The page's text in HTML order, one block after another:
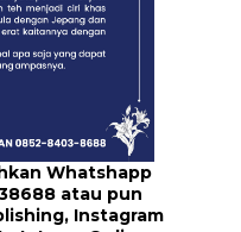
Whatshapp
atau pun
, Instagram